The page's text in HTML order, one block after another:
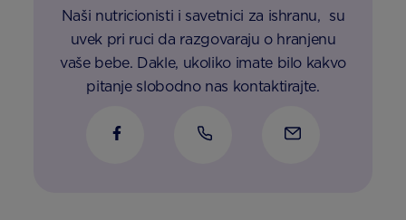
Naši nutricionisti i savetnici za ishranu, su
uvek pri ruci da razgovaraju o hranjenu
vaše bebe. Dakle, ukoliko imate bilo kakvo
pitanje slobodno nas kontaktirajte.